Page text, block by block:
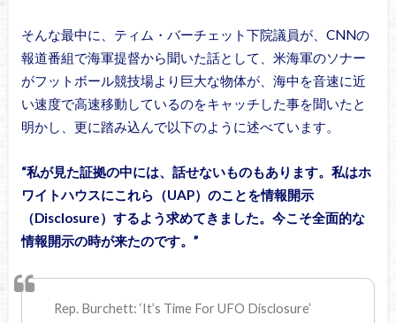
そんな最中に、ティム・バーチェット下院議員が、CNNの
報道番組で海軍提督から聞いた話として、米海軍のソナー
がフットボール競技場より巨大な物体が、海中を音速に近
い速度で高速移動しているのをキャッチした事を聞いたと
明かし、更に踏み込んで以下のように述べています。
“私が見た証拠の中には、話せないものもあります。私はホ
ワイトハウスにこれら（UAP）のことを情報開示
（Disclosure）するよう求めてきました。今こそ全面的な
情報開示の時が来たのです。”
Rep. Burchett: ‘It’s Time For UFO Disclosure’